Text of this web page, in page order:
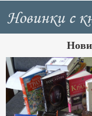
Новинки с